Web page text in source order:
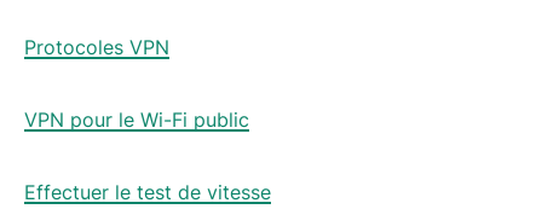
Protocoles VPN
VPN pour le Wi-Fi public
Effectuer le test de vitesse